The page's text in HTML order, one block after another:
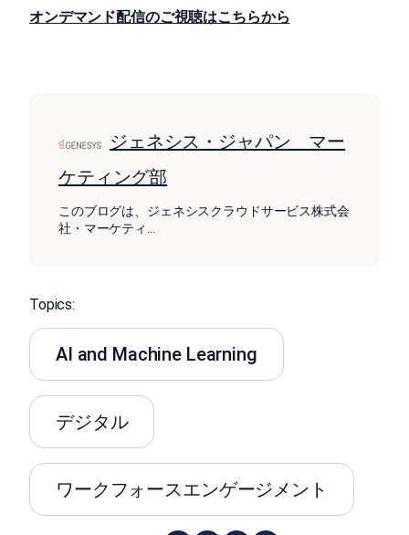
オンデマンド配信のご視聴はこちらから
ジェネシス・ジャパン マー
ケティング部
このブログは、ジェネシスクラウドサービス株式会
社・マーケティ...
Topics:
AI and Machine Learning
デジタル
ワークフォースエンゲージメント